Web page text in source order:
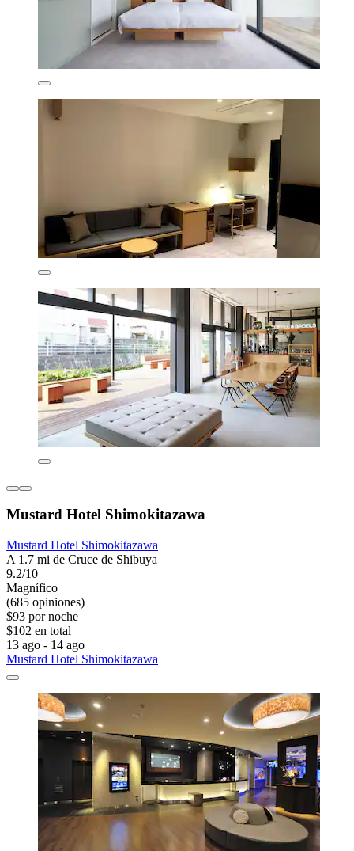
Mustard Hotel Shimokitazawa
Mustard Hotel Shimokitazawa
A 1.7 mi de Cruce de Shibuya
9.2/10
Magnífico
(685 opiniones)
$93 por noche
$102 en total
13 ago - 14 ago
Mustard Hotel Shimokitazawa